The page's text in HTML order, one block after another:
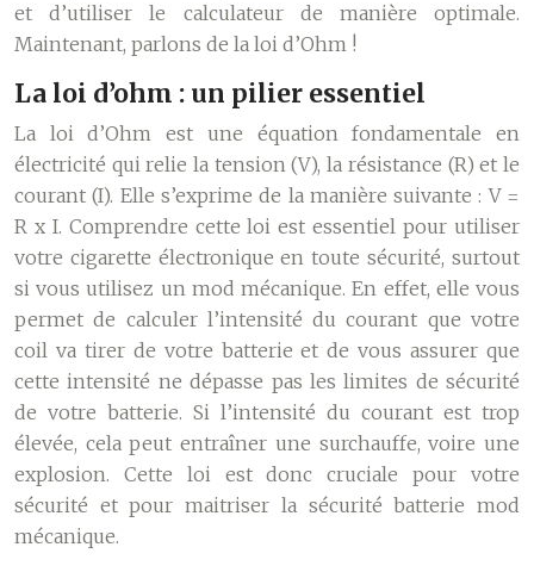
et d’utiliser le calculateur de manière optimale.
Maintenant, parlons de la loi d’Ohm !
La loi d’ohm : un pilier essentiel
La loi d’Ohm est une équation fondamentale en
électricité qui relie la tension (V), la résistance (R) et le
courant (I). Elle s’exprime de la manière suivante : V =
R x I. Comprendre cette loi est essentiel pour utiliser
votre cigarette électronique en toute sécurité, surtout
si vous utilisez un mod mécanique. En effet, elle vous
permet de calculer l’intensité du courant que votre
coil va tirer de votre batterie et de vous assurer que
cette intensité ne dépasse pas les limites de sécurité
de votre batterie. Si l’intensité du courant est trop
élevée, cela peut entraîner une surchauffe, voire une
explosion. Cette loi est donc cruciale pour votre
sécurité et pour maitriser la sécurité batterie mod
mécanique.